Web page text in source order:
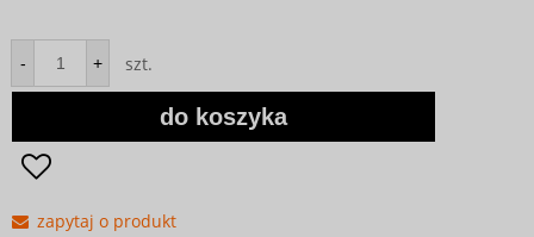
- + szt.
do koszyka
zapytaj o produkt